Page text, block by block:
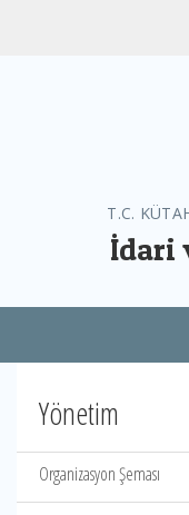
T.C.
İdari
Yönetim
Organizasyon Şeması